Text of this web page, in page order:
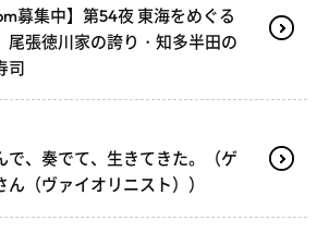
募集中】第54夜 東海をめぐる
張徳川家の誇り・知多半田の
司
で、奏でて、生きてきた。（ゲ
（ヴァイオリニスト））